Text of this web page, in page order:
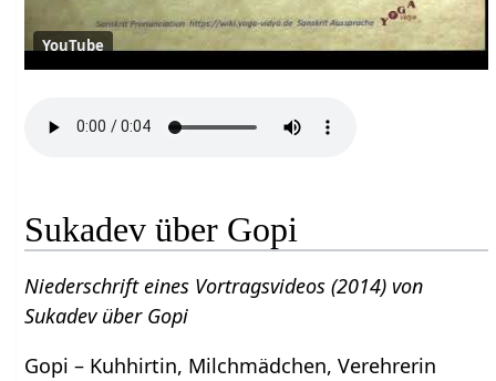
YouTube
Sukadev über Gopi
Niederschrift eines Vortragsvideos (2014) von
Sukadev über Gopi
Gopi – Kuhhirtin, Milchmädchen, Verehrerin